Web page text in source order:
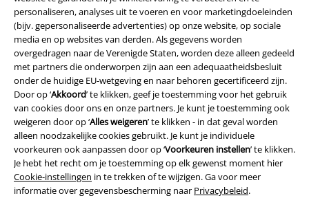
personaliseren, analyses uit te voeren en voor marketingdoeleinden
(bijv. gepersonaliseerde advertenties) op onze website, op sociale
media en op websites van derden. Als gegevens worden
overgedragen naar de Verenigde Staten, worden deze alleen gedeeld
met partners die onderworpen zijn aan een adequaatheidsbesluit
onder de huidige EU-wetgeving en naar behoren gecertificeerd zijn.
Door op ‘Akkoord’ te klikken, geef je toestemming voor het gebruik
van cookies door ons en onze partners. Je kunt je toestemming ook
weigeren door op ‘Alles weigeren’ te klikken - in dat geval worden
alleen noodzakelijke cookies gebruikt. Je kunt je individuele
voorkeuren ook aanpassen door op ‘Voorkeuren instellen’ te klikken.
Je hebt het recht om je toestemming op elk gewenst moment hier
Cookie-instellingen in te trekken of te wijzigen. Ga voor meer
informatie over gegevensbescherming naar Privacybeleid.
Legal
Algemene Voorwaarden
Bedrijfsgegevens
Privacyverklaring
Verklaring van conformiteit